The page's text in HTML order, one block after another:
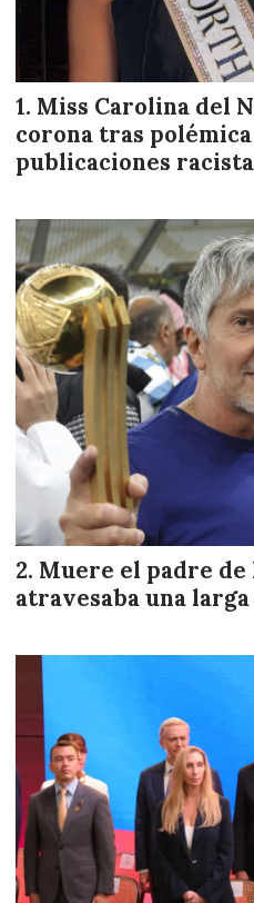
Miss Carolina del
corona tras
publicaciones
Muere el padre
atravesaba una